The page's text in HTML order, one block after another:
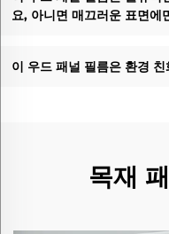
요, 아니면 매끄러운 표면에
이 우드 패널 필름은 환경
목재